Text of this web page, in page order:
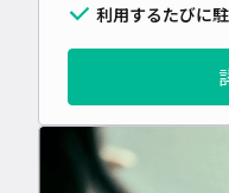
利用するたびに